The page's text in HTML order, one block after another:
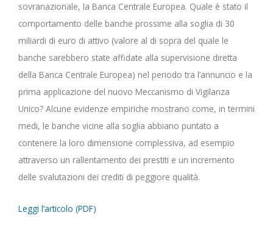
sovranazionale, la Banca Centrale Europea. Quale è stato il
comportamento delle banche prossime alla soglia di 30
miliardi di euro di attivo (valore al di sopra del quale le
banche sarebbero state affidate alla supervisione diretta
della Banca Centrale Europea) nel periodo tra l’annuncio e la
prima applicazione del nuovo Meccanismo di Vigilanza
Unico? Alcune evidenze empiriche mostrano come, in termini
medi, le banche vicine alla soglia abbiano puntato a
contenere la loro dimensione complessiva, ad esempio
attraverso un rallentamento dei prestiti e un incremento
delle svalutazioni dei crediti di peggiore qualità.
Leggi l’articolo (PDF)